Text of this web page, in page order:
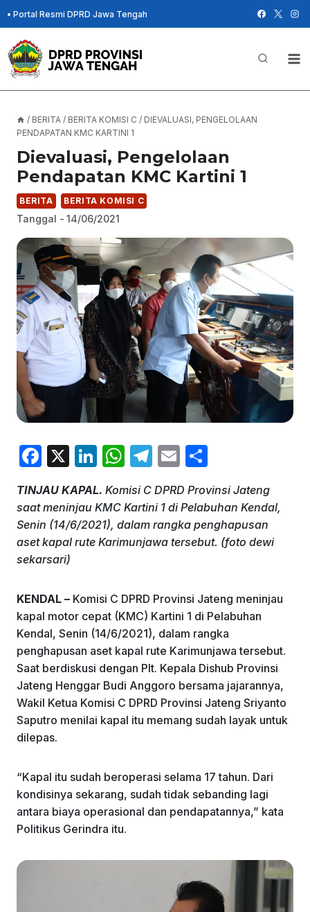
Skip
to
content
• Portal Resmi DPRD Jawa Tengah
/ BERITA / BERITA KOMISI C / DIEVALUASI, PENGELOLAAN
PENDAPATAN KMC KARTINI 1
Dievaluasi, Pengelolaan
Pendapatan KMC Kartini 1
BERITA BERITA KOMISI C
Tanggal - 14/06/2021
F
c
e
b
o
o
k
X
Li
k
e
dI
W
at
s
A
p
T
e
gr
a
E
ai
l
ar
e
TINJAU KAPAL. Komisi C DPRD Provinsi Jateng
saat meninjau KMC Kartini 1 di Pelabuhan Kendal,
Senin (14/6/2021), dalam rangka penghapusan
aset kapal rute Karimunjawa tersebut. (foto dewi
sekarsari)
KENDAL – Komisi C DPRD Provinsi Jateng meninjau
kapal motor cepat (KMC) Kartini 1 di Pelabuhan
Kendal, Senin (14/6/2021), dalam rangka
penghapusan aset kapal rute Karimunjawa tersebut.
Saat berdiskusi dengan Plt. Kepala Dishub Provinsi
Jateng Henggar Budi Anggoro bersama jajarannya,
Wakil Ketua Komisi C DPRD Provinsi Jateng Sriyanto
Saputro menilai kapal itu memang sudah layak untuk
dilepas.
“Kapal itu sudah beroperasi selama 17 tahun. Dari
kondisinya sekarang, sudah tidak sebanding lagi
antara biaya operasional dan pendapatannya,” kata
Politikus Gerindra itu.